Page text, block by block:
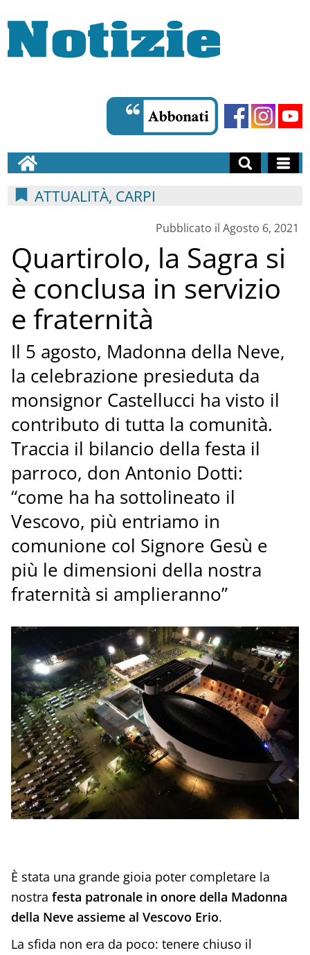
ATTUALITÀ, CARPI
Pubblicato il Agosto 6, 2021
Quartirolo, la Sagra si
è conclusa in servizio
e fraternità
Il 5 agosto, Madonna della Neve,
la celebrazione presieduta da
monsignor Castellucci ha visto il
contributo di tutta la comunità.
Traccia il bilancio della festa il
parroco, don Antonio Dotti:
“come ha ha sottolineato il
Vescovo, più entriamo in
comunione col Signore Gesù e
più le dimensioni della nostra
fraternità si amplieranno”
È stata una grande gioia poter completare la
nostra festa patronale in onore della Madonna
della Neve assieme al Vescovo Erio.
La sfida non era da poco: tenere chiuso il